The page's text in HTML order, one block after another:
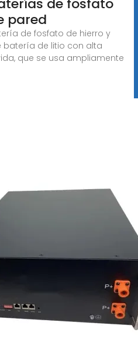
de fosfato
pared
de fosfato de hierro y
batería de litio con alta
que se usa ampliamente